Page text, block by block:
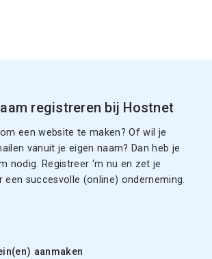
registreren bij Hostnet
een website te maken? Of wil je
vanuit je eigen naam? Dan heb je
nodig. Registreer ‘m nu en zet je
een succesvolle (online) onderneming.
aanmaken